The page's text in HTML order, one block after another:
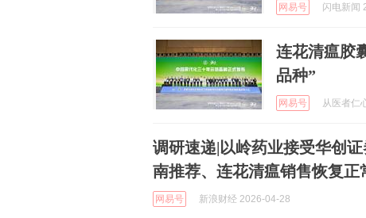
网易号 闪电新闻
连花清瘟胶
品种”
网易号 从医者仁
调研速递|以岭药业接受华创
南推荐、连花清瘟销售恢复正
网易号 新浪财经 2026-04-28